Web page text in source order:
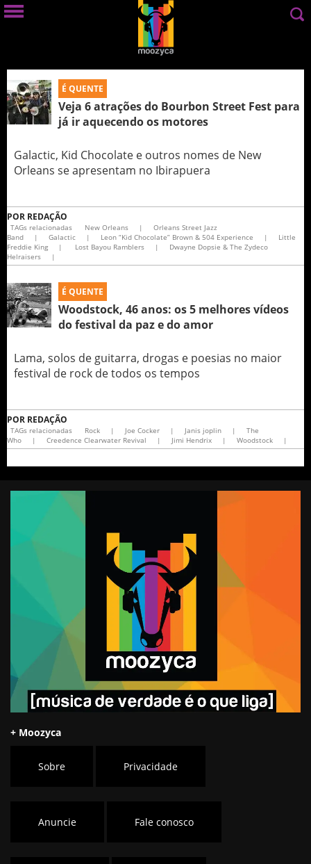
É QUENTE
Veja 6 atrações do Bourbon Street Fest para
já ir aquecendo os motores
Galactic, Kid Chocolate e outros nomes de New
Orleans se apresentam no Ibirapuera
POR REDAÇÃO
TAGs relacionadas New Orleans |
Orleans Street Jazz
Band
| Galactic | Leon “Kid Chocolate” Brown & 504 Experience |
Little
Freddie King
| Lost Bayou Ramblers |
Dwayne Dopsie & The Zydeco
Helraisers
|
É QUENTE
Woodstock, 46 anos: os 5 melhores vídeos
do festival da paz e do amor
Lama, solos de guitarra, drogas e poesias no maior
festival de rock de todos os tempos
POR REDAÇÃO
TAGs relacionadas Rock | Joe Cocker | Janis joplin |
The
Who
| Creedence Clearwater Revival | Jimi Hendrix | Woodstock |
+ Moozyca
Sobre Privacidade
Anuncie Fale conosco